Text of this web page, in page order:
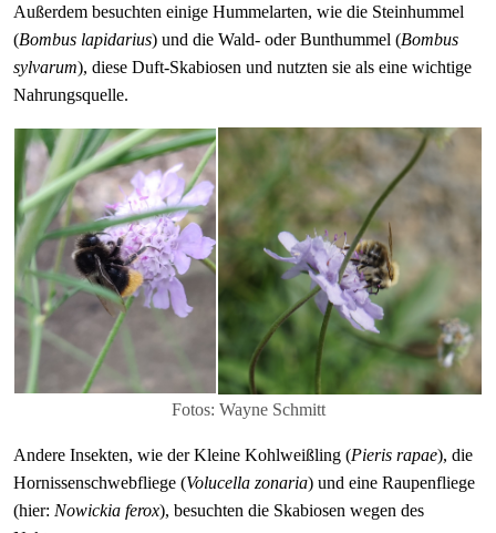
Außerdem besuchten einige Hummelarten, wie die Steinhummel
(Bombus lapidarius) und die Wald- oder Bunthummel (Bombus
sylvarum), diese Duft-Skabiosen und nutzten sie als eine wichtige
Nahrungsquelle.
Fotos: Wayne Schmitt
Andere Insekten, wie der Kleine Kohlweißling (Pieris rapae), die
Hornissenschwebfliege (Volucella zonaria) und eine Raupenfliege
(hier: Nowickia ferox), besuchten die Skabiosen wegen des